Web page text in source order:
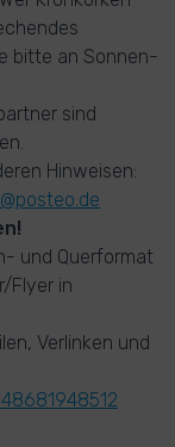
bitte an Sonnen-
sind
Hinweisen:
und Querformat
Flyer in
Verlinken und